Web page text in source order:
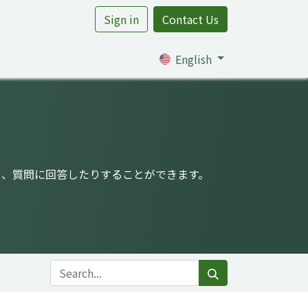
Sign in Contact Us
English
問に回答したりすることができます。